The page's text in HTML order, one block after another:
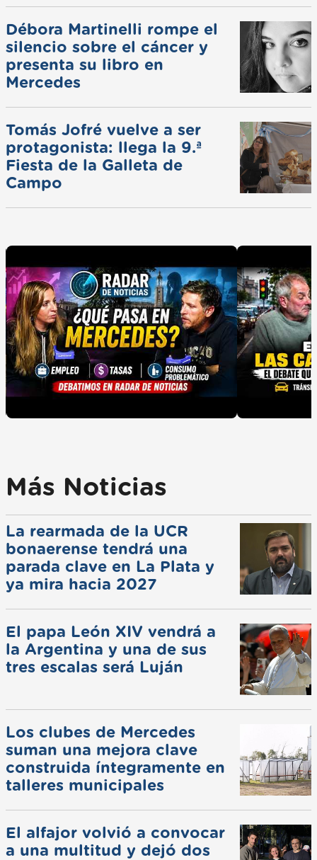
Débora Martinelli rompe el
silencio sobre el cáncer y
presenta su libro en
Mercedes
Tomás Jofré vuelve a ser
protagonista: llega la 9.ª
Fiesta de la Galleta de
Campo
Más Noticias
La rearmada de la UCR
bonaerense tendrá una
parada clave en La Plata y
ya mira hacia 2027
El papa León XIV vendrá a
la Argentina y una de sus
tres escalas será Luján
Los clubes de Mercedes
suman una mejora clave
construida íntegramente en
talleres municipales
El alfajor volvió a convocar
a una multitud y dejó dos